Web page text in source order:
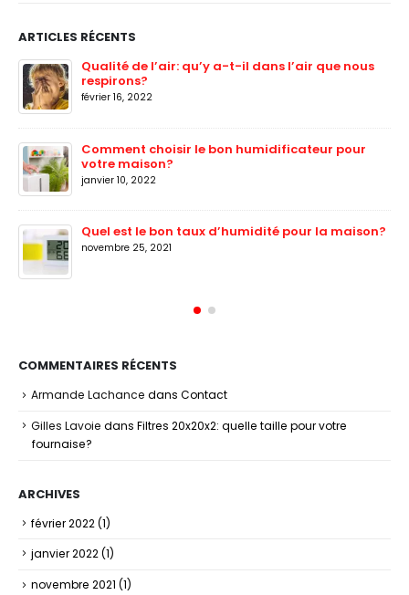
ARTICLES RÉCENTS
Qualité de l’air: qu’y a-t-il dans l’air que nous
respirons?
février 16, 2022
Comment choisir le bon humidificateur pour
votre maison?
janvier 10, 2022
Quel est le bon taux d’humidité pour la maison?
novembre 25, 2021
COMMENTAIRES RÉCENTS
Armande Lachance dans Contact
Gilles Lavoie dans Filtres 20x20x2: quelle taille pour votre
fournaise?
ARCHIVES
février 2022(1)
janvier 2022(1)
novembre 2021 (1)